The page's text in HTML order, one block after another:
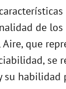
de
que
se
su habilidad